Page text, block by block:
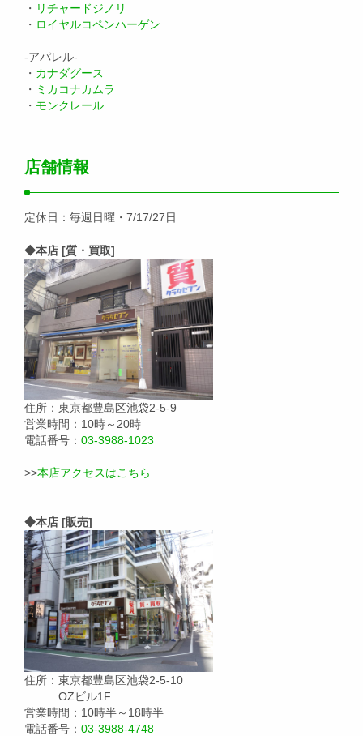
・ リチャードジノリ
・ ロイヤルコペンハーゲン
-アパレル-
・ カナダグース
・ ミカコナカムラ
・ モンクレール
店舗情報
定休日：毎週日曜・7/17/27日
◆本店 [質・買取]
住所：東京都豊島区池袋2-5-9
営業時間：10時～20時
電話番号： 03-3988-1023
>>本店アクセスはこちら
◆本店 [販売]
住所：東京都豊島区池袋2-5-10
OZビル1F
営業時間：10時半～18時半
電話番号： 03-3988-4748